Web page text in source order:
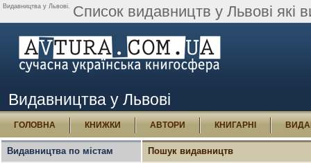
Видавництва у Львові. Список видавництв у Львові які
Видавництва у Львові
ГОЛОВНА КНИЖКИ АВТОРИ КНИГАРНІ
Видавництва по містам Пошук видавництв